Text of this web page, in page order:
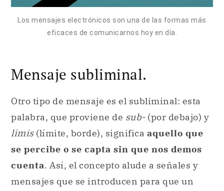
Los mensajes electrónicos son una de las formas más
eficaces de comunicarnos hoy en día.
Mensaje subliminal.
Otro tipo de mensaje es el subliminal: esta
palabra, que proviene de sub-(por debajo) y
limis(límite, borde), significa aquello que
se percibe o se capta sin que nos demos
cuenta. Así, el concepto alude a señales y
mensajes que se introducen para que un